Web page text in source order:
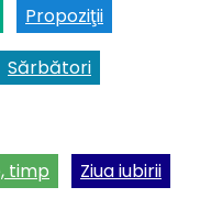
Propoziţii
Sărbători
timp Ziua iubirii